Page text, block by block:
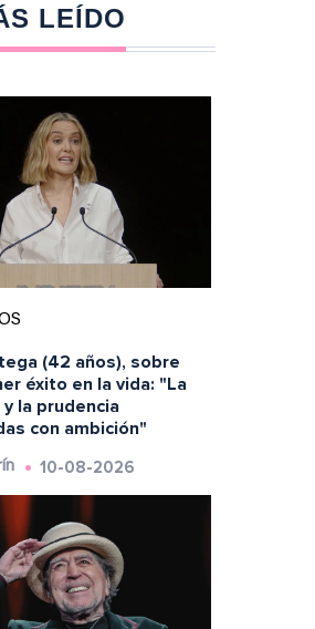
LEÍDO
(42 años), sobre
éxito en la vida: "La
la prudencia
con ambición"
10-08-2026